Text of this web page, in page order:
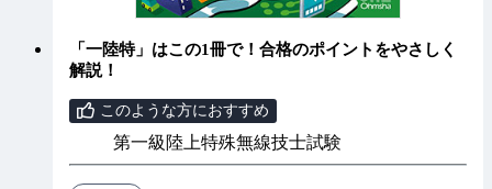
「一陸特」はこの1冊で！合格のポイントをやさしく
解説！
このような方におすすめ
第一級陸上特殊無線技士試験